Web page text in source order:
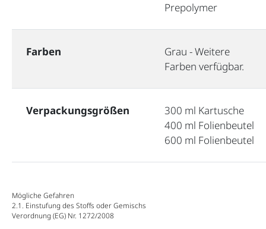
Prepolymer
Farben
Grau - Weitere
Farben verfügbar.
Verpackungsgrößen
300 ml Kartusche
400 ml Folienbeutel
600 ml Folienbeutel
Mögliche Gefahren
2.1. Einstufung des Stoffs oder Gemischs
Verordnung (EG) Nr. 1272/2008